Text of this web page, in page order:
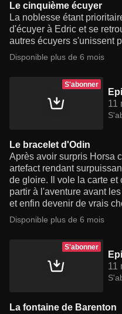
Le cinquième écuyer
La noblesse étant
d'écuyer à Edric et se
autres écuyers s'unissent
Disponible plus de 6 mois
S'abonner
11
Le bracelet d'Odin
Après avoir surpris Horsa
artefact rendant
de gloire. Il vole la carte
partir à l'aventure avant
et enfin devenir de vrais
Disponible plus de 6 mois
S'abonner
11
La fontaine de Barenton